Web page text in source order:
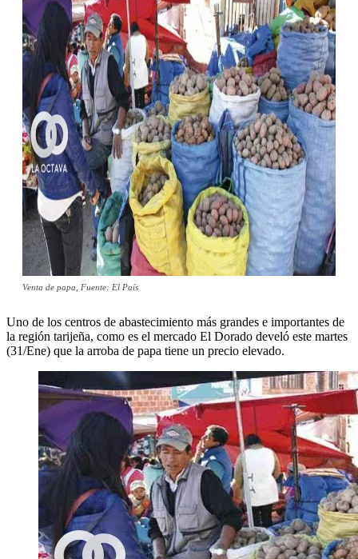
Venta de papa, Fuente: El País
Uno de los centros de abastecimiento más grandes e importantes de
la región tarijeña, como es el mercado El Dorado develó este martes
(31/Ene) que la arroba de papa tiene un precio elevado.